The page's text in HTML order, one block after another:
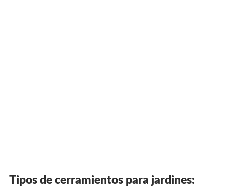
Tipos de cerramientos para jardines: